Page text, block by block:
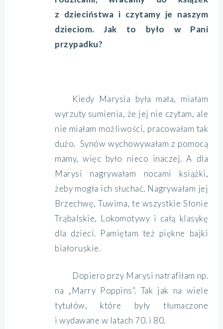
z dzieciństwa i czytamy je naszym
dzieciom. Jak to było w Pani
przypadku?
Kiedy Marysia była mała, miałam
wyrzuty sumienia, że jej nie czytam, ale
nie miałam możliwości, pracowałam tak
dużo. Synów wychowywałam z pomocą
mamy, więc było nieco inaczej. A dla
Marysi nagrywałam nocami książki,
żeby mogła ich słuchać. Nagrywałam jej
Brzechwę, Tuwima, te wszystkie Słonie
Trąbalskie, Lokomotywy i całą klasykę
dla dzieci. Pamiętam też piękne bajki
białoruskie.
Dopiero przy Marysi natrafiłam np.
na „Marry Poppins”. Tak jak na wiele
tytułów, które były tłumaczone
i wydawane w latach 70. i 80.